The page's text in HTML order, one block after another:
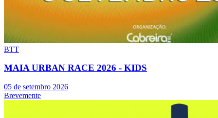
BTT
MAIA URBAN RACE 2026 - KIDS
05 de setembro 2026
Brevemente